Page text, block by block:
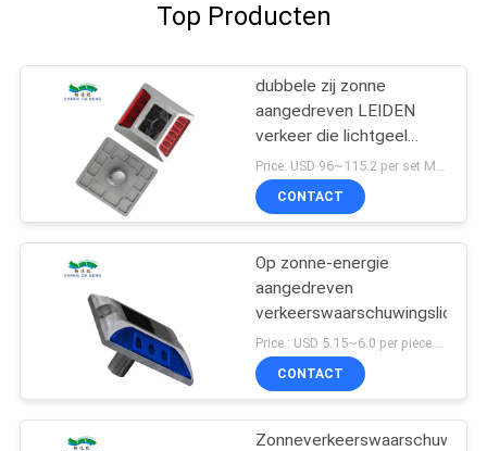
Top Producten
dubbele zij zonne
aangedreven LEIDEN
verkeer die lichtgeel
geleid opvlammend licht
waarschuwen
Price: USD 96~115.2 per set MOQ:1set
CONTACT
Op zonne-energie
aangedreven
verkeerswaarschuwingslichten
CONTACT